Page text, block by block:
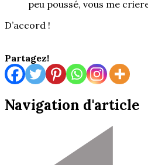
peu poussé, vous me
D’accord !
Partagez!
Navigation d'article